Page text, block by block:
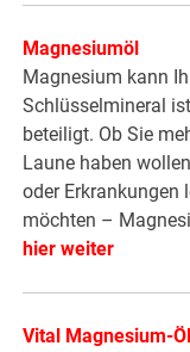
Magnesiumöl
Magnesium kann
Schlüsselmineral
beteiligt. Ob Sie
Laune haben
oder Erkrankungen
möchten –
hier weiter
Vital Magnesium-